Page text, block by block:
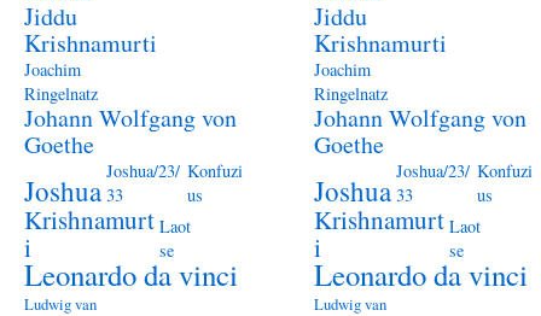
Jiddu
Krishnamurti
Joachim
Ringelnatz
Johann Wolfgang von
Goethe
Joshua
Joshua/23/
33
Konfuzi
us
Krishnamurt
i
Laot
se
Leonardo da vinci
Ludwig van
Jiddu
Krishnamurti
Joachim
Ringelnatz
Johann Wolfgang von
Goethe
Joshua
Joshua/23/
33
Konfuzi
us
Krishnamurt
i
Laot
se
Leonardo da vinci
Ludwig van